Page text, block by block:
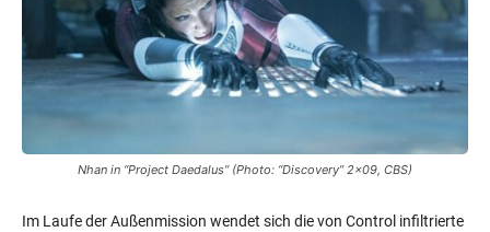
Nhan in “Project Daedalus” (Photo: “Discovery” 2×09, CBS)
Im Laufe der Außenmission wendet sich die von Control infiltrierte